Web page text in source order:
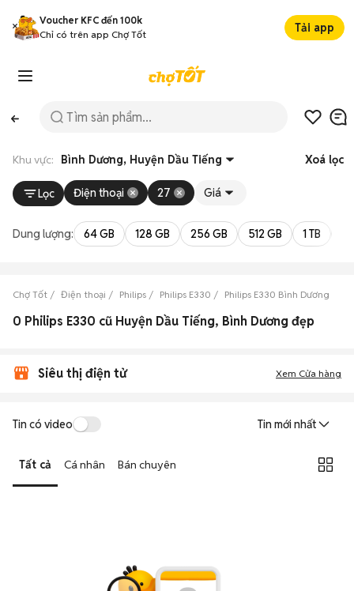
Voucher KFC đến 100k
Chỉ có trên app Chợ Tốt
Tải app
Khu vực: Bình Dương, Huyện Dầu Tiếng Xoá lọc
Lọc Điện thoại 27 Giá
Dung lượng: 64 GB 128 GB 256 GB 512 GB 1 TB
Chợ Tốt Điện thoại Philips Philips E330 Philips E330 Bình Dương
0 Philips E330 cũ Huyện Dầu Tiếng, Bình Dương đẹp
Siêu thị điện tử Xem Cửa hàng
Tin có video Tin mới nhất
Tất cả Cá nhân Bán chuyên